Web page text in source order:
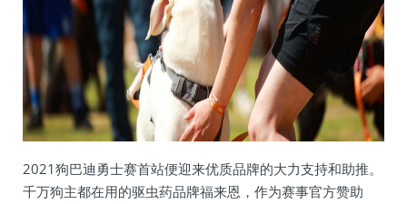
2021狗巴迪勇士赛首站便迎来优质品牌的大力支持和助推。
千万狗主都在用的驱虫药品牌福来恩，作为赛事官方赞助